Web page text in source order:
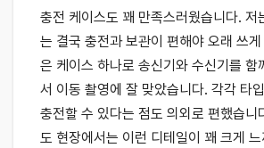
충전 케이스도 꽤 만족스러웠습니다. 저
는 결국 충전과 보관이 편해야 오래 쓰
은 케이스 하나로 송신기와 수신기를 함
서 이동 촬영에 잘 맞았습니다. 각각 타
충전할 수 있다는 점도 의외로 편했습니
도 현장에서는 이런 디테일이 꽤 크게